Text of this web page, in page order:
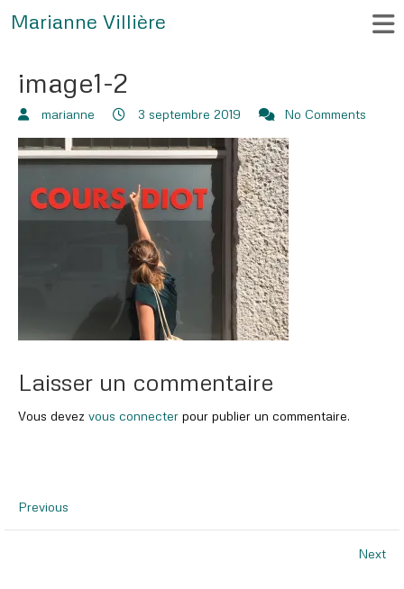
Marianne Villière
image1-2
marianne 3 septembre 2019 No Comments
Laisser un commentaire
Vous devez vous connecter pour publier un commentaire.
Previous
Next